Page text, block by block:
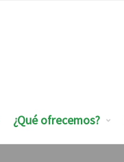
¿Qué ofrecemos?